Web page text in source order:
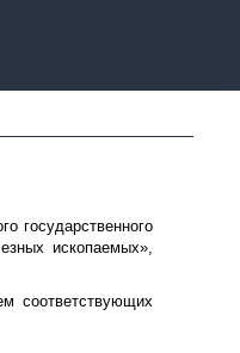
государственного
ископаемых»,
соответствующих